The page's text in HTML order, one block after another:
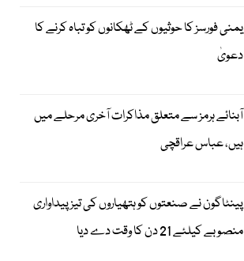
یمنی فورسز کا حوثیوں کے ٹھکانوں کو تباہ کرنے کا
دعویٰ
آبنائے ہرمز سے متعلق مذاکرات آخری مرحلے میں
ہیں، عباس عراقچی
پینٹاگون نے صنعتوں کو ہتھیاروں کی تیز پیداواری
منصوبے کیلئے 21 دن کا وقت دے دیا